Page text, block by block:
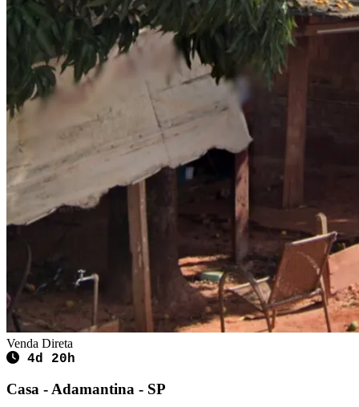
Venda Direta
4d 20h
Casa - Adamantina - SP